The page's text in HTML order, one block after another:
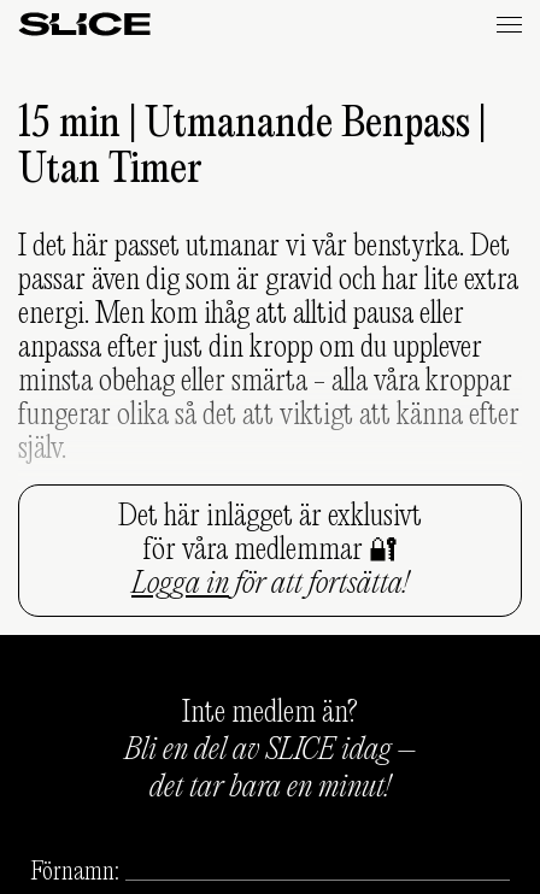
Slice
15 min | Utmanande Benpass |
Utan Timer
I det här passet utmanar vi vår benstyrka. Det
passar även dig som är gravid och har lite extra
energi. Men kom ihåg att alltid pausa eller
anpassa efter just din kropp om du upplever
minsta obehag eller smärta - alla våra kroppar
fungerar olika så det att viktigt att känna efter
själv.
Det här inlägget är exklusivt
för våra medlemmar 🔐
Logga inför att fortsätta!
Inte medlem än?
Bli en del av SLICE idag –
det tar bara en minut!
Förnamn: